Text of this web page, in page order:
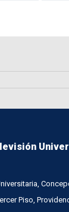
Piso,